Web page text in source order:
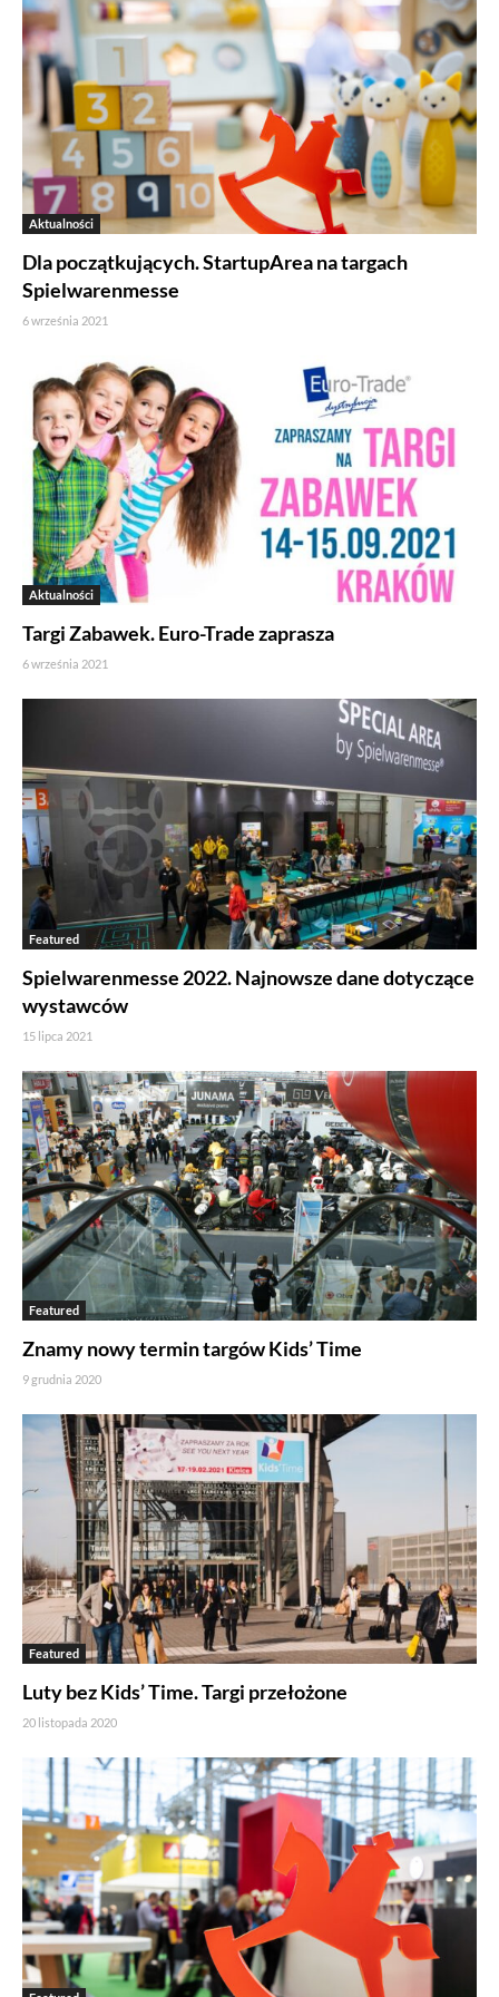
Aktualności
Dla początkujących. StartupArea na targach
Spielwarenmesse
6 września 2021
Aktualności
Targi Zabawek. Euro-Trade zaprasza
6 września 2021
Featured
Spielwarenmesse 2022. Najnowsze dane dotyczące
wystawców
15 lipca 2021
Featured
Znamy nowy termin targów Kids’ Time
9 grudnia 2020
Featured
Luty bez Kids’ Time. Targi przełożone
20 listopada 2020